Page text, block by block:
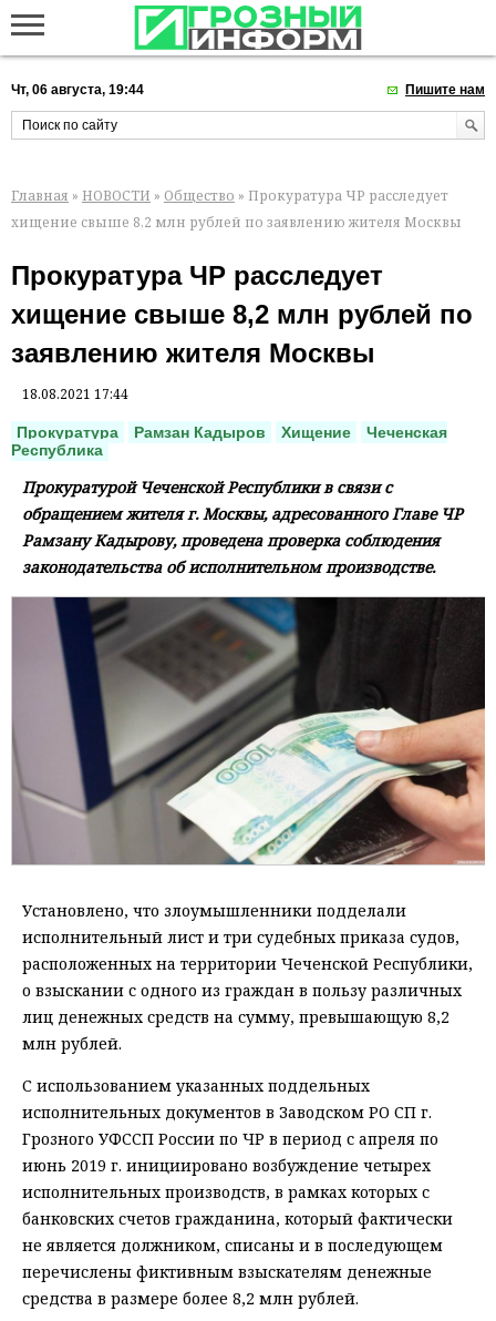
Чт, 06 августа, 19:44 Пишите нам
Главная » НОВОСТИ » Общество » Прокуратура ЧР расследует
хищение свыше 8,2 млн рублей по заявлению жителя Москвы
Прокуратура ЧР расследует
хищение свыше 8,2 млн рублей по
заявлению жителя Москвы
18.08.2021 17:44
Прокуратура Рамзан Кадыров Хищение
Чеченская
Республика
Прокуратурой Чеченской Республики в связи с
обращением жителя г. Москвы, адресованного Главе ЧР
Рамзану Кадырову, проведена проверка соблюдения
законодательства об исполнительном производстве.
Установлено, что злоумышленники подделали
исполнительный лист и три судебных приказа судов,
расположенных на территории Чеченской Республики,
о взыскании с одного из граждан в пользу различных
лиц денежных средств на сумму, превышающую 8,2
млн рублей.
С использованием указанных поддельных
исполнительных документов в Заводском РО СП г.
Грозного УФССП России по ЧР в период с апреля по
июнь 2019 г. инициировано возбуждение четырех
исполнительных производств, в рамках которых с
банковских счетов гражданина, который фактически
не является должником, списаны и в последующем
перечислены фиктивным взыскателям денежные
средства в размере более 8,2 млн рублей.